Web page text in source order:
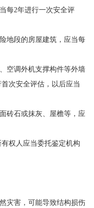
每2年进行一次安全评
地段的房屋建筑，应当每
空调外机支撑构件等外墙
次安全评估，以后应当
砖石或抹灰、屋檐等，应
权人应当委托鉴定机构
灾害，可能导致结构损伤